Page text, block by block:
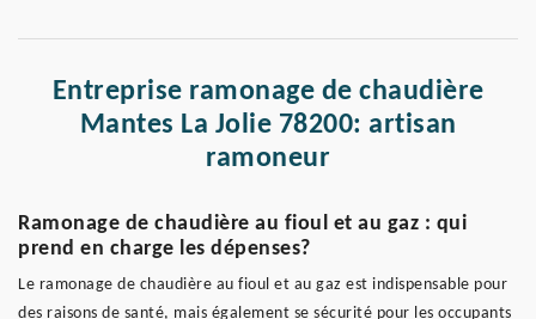
Entreprise ramonage de chaudière
Mantes La Jolie 78200: artisan
ramoneur
Ramonage de chaudière au fioul et au gaz : qui
prend en charge les dépenses?
Le ramonage de chaudière au fioul et au gaz est indispensable pour
des raisons de santé, mais également se sécurité pour les occupants